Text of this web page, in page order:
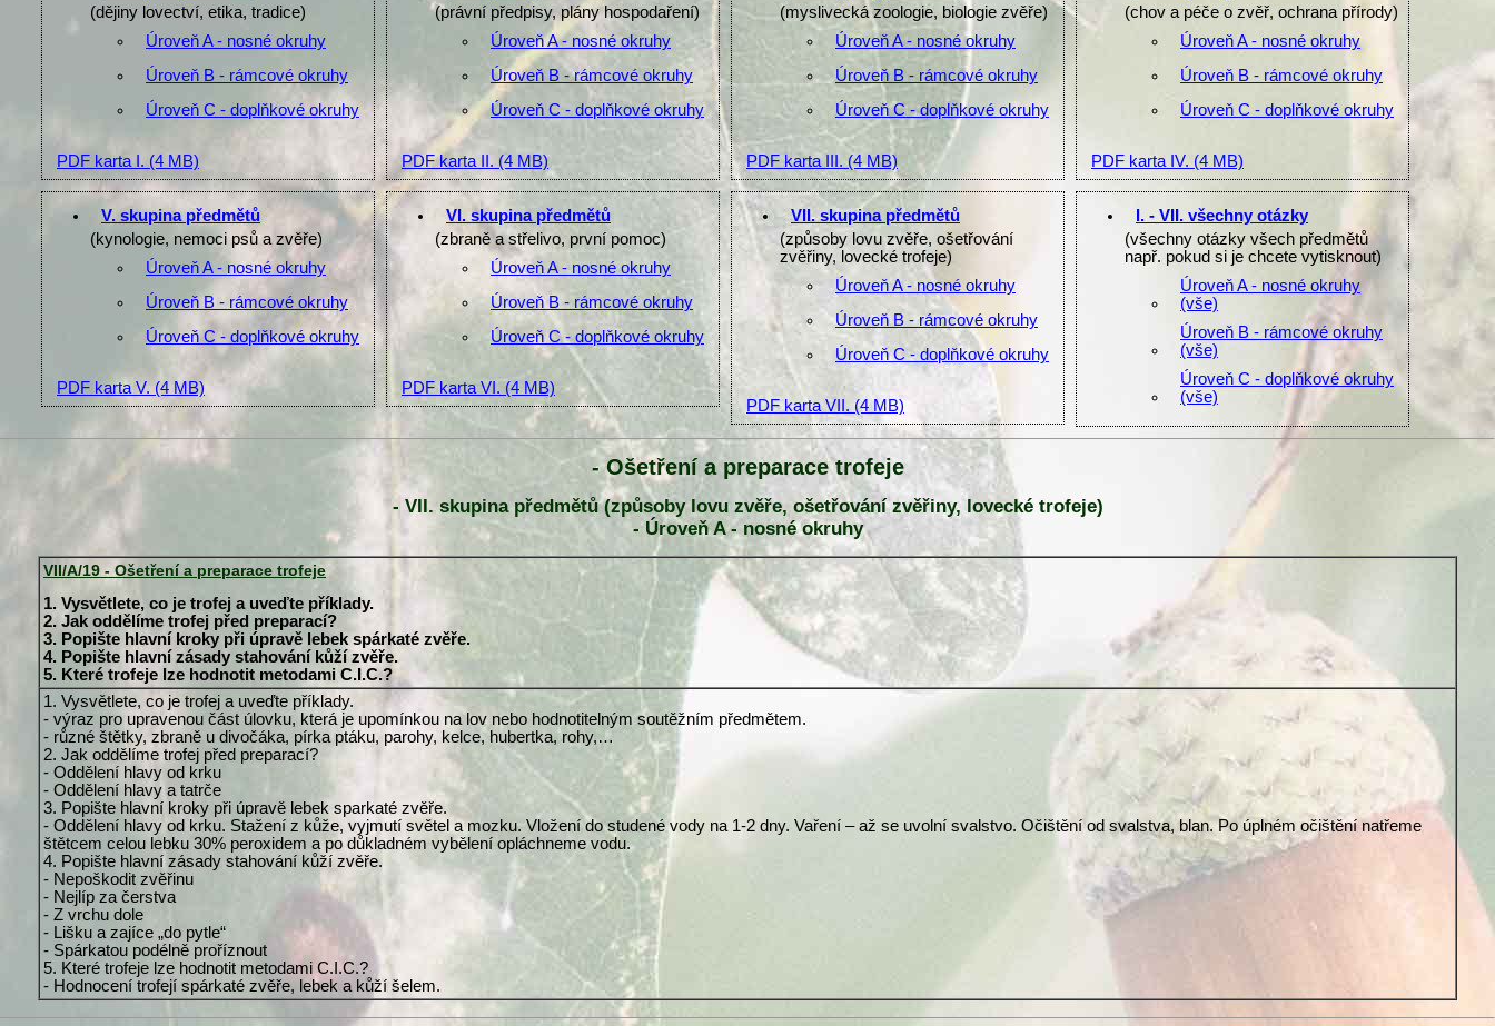
(dějiny lovectví, etika, tradice)
Úroveň A - nosné okruhy
Úroveň B - rámcové okruhy
Úroveň C - doplňkové okruhy
PDF karta I. (4 MB)
(právní předpisy, plány hospodaření)
Úroveň A - nosné okruhy
Úroveň B - rámcové okruhy
Úroveň C - doplňkové okruhy
PDF karta II. (4 MB)
(myslivecká zoologie, biologie zvěře)
Úroveň A - nosné okruhy
Úroveň B - rámcové okruhy
Úroveň C - doplňkové okruhy
PDF karta III. (4 MB)
(chov a péče o zvěř, ochrana přírody)
Úroveň A - nosné okruhy
Úroveň B - rámcové okruhy
Úroveň C - doplňkové okruhy
PDF karta IV. (4 MB)
V. skupina předmětů
(kynologie, nemoci psů a zvěře)
Úroveň A - nosné okruhy
Úroveň B - rámcové okruhy
Úroveň C - doplňkové okruhy
PDF karta V. (4 MB)
VI. skupina předmětů
(zbraně a střelivo, první pomoc)
Úroveň A - nosné okruhy
Úroveň B - rámcové okruhy
Úroveň C - doplňkové okruhy
PDF karta VI. (4 MB)
VII. skupina předmětů
(způsoby lovu zvěře, ošetřování
zvěřiny, lovecké trofeje)
Úroveň A - nosné okruhy
Úroveň B - rámcové okruhy
Úroveň C - doplňkové okruhy
PDF karta VII. (4 MB)
I. - VII. všechny otázky
(všechny otázky všech předmětů
např. pokud si je chcete vytisknout)
Úroveň A - nosné okruhy
(vše)
Úroveň B - rámcové okruhy
(vše)
Úroveň C - doplňkové okruhy
(vše)
- Ošetření a preparace trofeje
- VII. skupina předmětů (způsoby lovu zvěře, ošetřování zvěřiny, lovecké trofeje)
- Úroveň A - nosné okruhy
VII/A/19 - Ošetření a preparace trofeje
1. Vysvětlete, co je trofej a uveďte příklady.
2. Jak oddělíme trofej před preparací?
3. Popište hlavní kroky při úpravě lebek spárkaté zvěře.
4. Popište hlavní zásady stahování kůží zvěře.
5. Které trofeje lze hodnotit metodami C.I.C.?
1. Vysvětlete, co je trofej a uveďte příklady.
- výraz pro upravenou část úlovku, která je upomínkou na lov nebo hodnotitelným soutěžním předmětem.
- různé štětky, zbraně u divočáka, pírka ptáku, parohy, kelce, hubertka, rohy,…
2. Jak oddělíme trofej před preparací?
- Oddělení hlavy od krku
- Oddělení hlavy a tatrče
3. Popište hlavní kroky při úpravě lebek sparkaté zvěře.
- Oddělení hlavy od krku. Stažení z kůže, vyjmutí světel a mozku. Vložení do studené vody na 1-2 dny. Vaření – až se uvolní svalstvo. Očištění od svalstva, blan. Po úplném očištění natřeme
štětcem celou lebku 30% peroxidem a po důkladném vybělení opláchneme vodu.
4. Popište hlavní zásady stahování kůží zvěře.
- Nepoškodit zvěřinu
- Nejlíp za čerstva
- Z vrchu dole
- Lišku a zajíce „do pytle“
- Spárkatou podélně proříznout
5. Které trofeje lze hodnotit metodami C.I.C.?
- Hodnocení trofejí spárkaté zvěře, lebek a kůží šelem.